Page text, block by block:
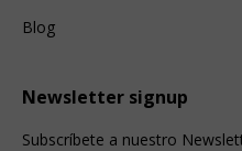
Blog
Newsletter signup
Subscríbete a nuestro